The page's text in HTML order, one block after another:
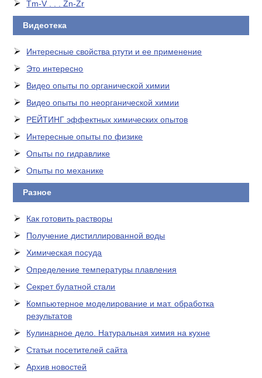
Tm-V . . . Zn-Zr
Видеотека
Интересные свойства ртути и ее применение
Это интересно
Видео опыты по органической химии
Видео опыты по неорганической химии
РЕЙТИНГ эффектных химических опытов
Интересные опыты по физике
Опыты по гидравлике
Опыты по механике
Разное
Как готовить растворы
Получение дистиллированной воды
Химическая посуда
Определение температуры плавления
Секрет булатной стали
Компьютерное моделирование и мат. обработка
результатов
Кулинарное дело. Натуральная химия на кухне
Статьи посетителей сайта
Архив новостей